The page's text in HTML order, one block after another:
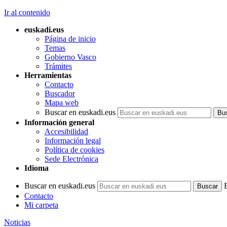
Ir al contenido
euskadi.eus
Página de inicio
Temas
Gobierno Vasco
Trámites
Herramientas
Contacto
Buscador
Mapa web
Buscar en euskadi.eus
Información general
Accesibilidad
Información legal
Política de cookies
Sede Electrónica
Idioma
Buscar en euskadi.eus
Contacto
Mi carpeta
Noticias